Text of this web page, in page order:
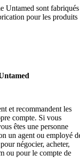
Untamed sont fabriqués
pour les produits
et recommandent les
compte. Si vous
êtes une personne
un agent ou employé
négocier, acheter,
ou pour le compte de